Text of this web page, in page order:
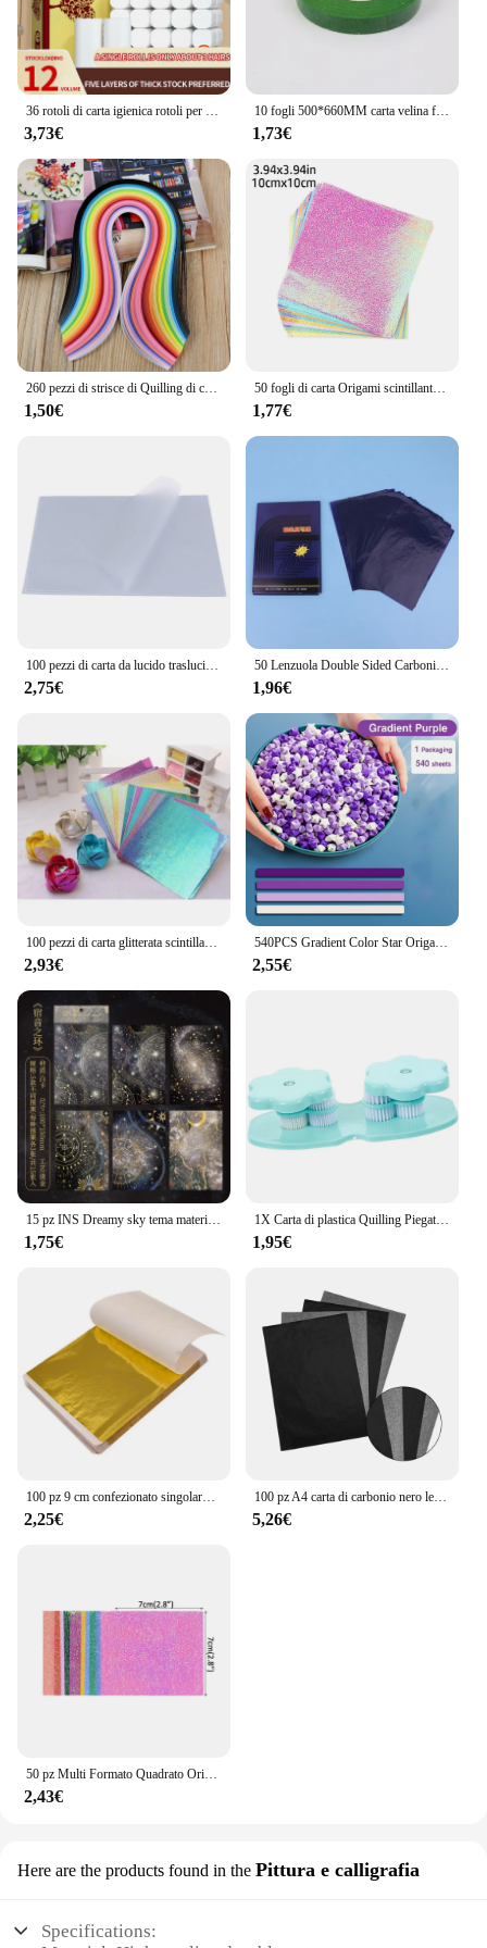
36 rotoli di carta igienica rotoli per uso domestico carta igienica carta velina a mano rotoli senza nucleo rotolo piccolo oro
3,73€
10 fogli 500*660MM carta velina fai da te fatti a mano fiori di carta fiori confezione regalo matrimonio festivo e decorazioni per la casa
1,73€
260 pezzi di strisce di Quilling di carta arcobaleno Set 3mm 39cm carta regalo di fiori per la decorazione di carta fatta a mano strumenti di Quilling fai da te
1,50€
50 fogli di carta Origami scintillante carta pieghevole quadrata su un lato colore misto Scrapbooking Decor materiale fatto a mano
1,77€
100 pezzi di carta da lucido traslucida per modelli di calligrafia artigianale scrittura copia disegno foglio di carta forniture per ufficio 270 * 190mm
2,75€
50 Lenzuola Double Sided Carbonio Copiatrice Carta Trasferimento Dello Stampino Cancelleria Forniture 48K
1,96€
100 pezzi di carta glitterata scintillante lucido uccello fortunato Origami brillante quadrato fatto a mano 10CM
2,93€
540PCS Gradient Color Star Origami Paper Art Craft Paper fai da te fatto a mano Star Paper Strip Double Side ucky Stars carta pieghevole
2,55€
15 pz INS Dreamy sky tema materiale carta diario fai da te Album sfondo carta decorativa carta forniture artigianali fatte a mano
1,75€
1X Carta di plastica Quilling Piegatrice Macchina per crimpare Carta artigianale Quilled Strumento d'arte fai da te Papercraft Scrapbooking Stampaggio all'ingrosso
1,95€
100 pz 9 cm confezionato singolarmente imitazione oro argento foglia carte stagnola per fai da te resina epossidica artigianale nail art creazione di gioielli
2,25€
100 pz A4 carta di carbonio nero leggibile trasferimento di grafite tracciatura pittura superfici artistiche riutilizzabili carta da copia
5,26€
2,43€
Here are the products found in the Pittura e calligrafia
Specifications: